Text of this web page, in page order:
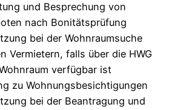
und Besprechung von
nach Bonitätsprüfung
bei der Wohnraumsuche
Vermietern, falls über die HWG
verfügbar ist
zu Wohnungsbesichtigungen
bei der Beantragung und